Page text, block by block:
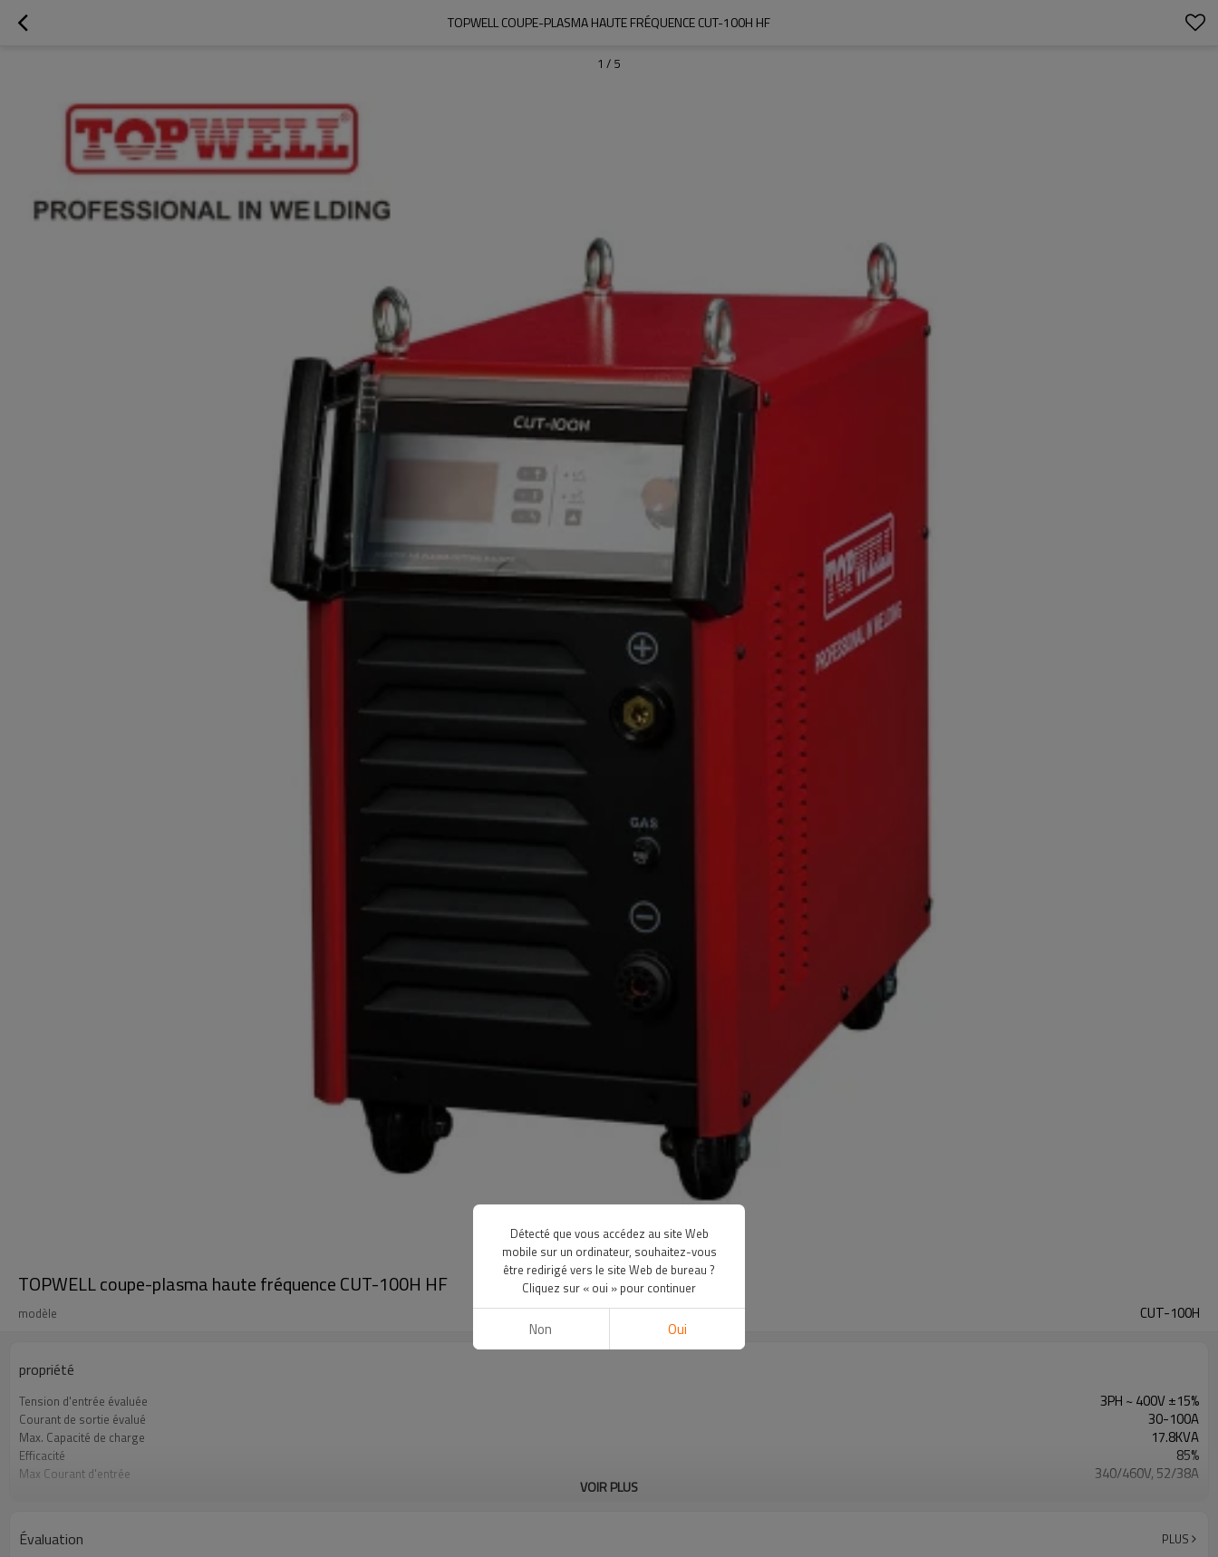
TOPWELL COUPE-PLASMA HAUTE FRÉQUENCE CUT-100H HF
1 / 5
TOPWELL coupe-plasma haute fréquence CUT-100H HF
modèle CUT-100H
propriété
Tension d'entrée évaluée 3PH ~ 400V ±15%
Courant de sortie évalué 30-100A
Max. Capacité de charge 17.8KVA
Efficacité 85%
Max Courant d'entrée 340/460V, 52/38A
Garantie
Dimensions 680X310X650mm
VOIR PLUS
Évaluation PLUS
Détecté que vous accédez au site Web
mobile sur un ordinateur, souhaitez-vous
être redirigé vers le site Web de bureau ?
Cliquez sur « oui » pour continuer
Non Oui